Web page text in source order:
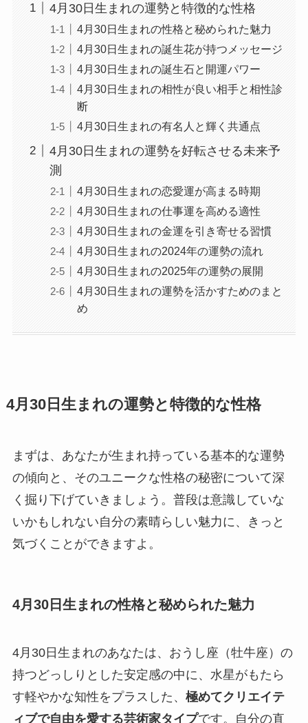
4月30日生まれの運勢と特徴的な性格
4月30日生まれの性格と秘められた魅力
4月30日生まれの誕生花が持つメッセージ
4月30日生まれの誕生石と開運パワー
4月30日生まれの相性が良い相手と相性診
断
4月30日生まれの有名人と輝く共通点
4月30日生まれの運勢を好転させる未来予
測
4月30日生まれの恋愛運が高まる時期
4月30日生まれの仕事運を高める適性
4月30日生まれの金運を引き寄せる習慣
4月30日生まれの2024年の運勢の流れ
4月30日生まれの2025年の運勢の展開
4月30日生まれの運勢を活かすためのまと
め
4月30日生まれの運勢と特徴的な性格
まずは、あなたが生まれ持っている基本的な運勢
の傾向と、そのユニークな性格の秘密について深
く掘り下げていきましょう。普段は意識していな
いかもしれない自分の素晴らしい魅力に、きっと
気づくことができますよ。
4月30日生まれの性格と秘められた魅力
4月30日生まれのあなたは、おうし座（牡牛座）の
持つどっしりとした安定感の中に、水星がもたら
す軽やかな知性をプラスした、 極めてクリエイテ
ィブで自由を愛する芸術家タイプです。自分の直